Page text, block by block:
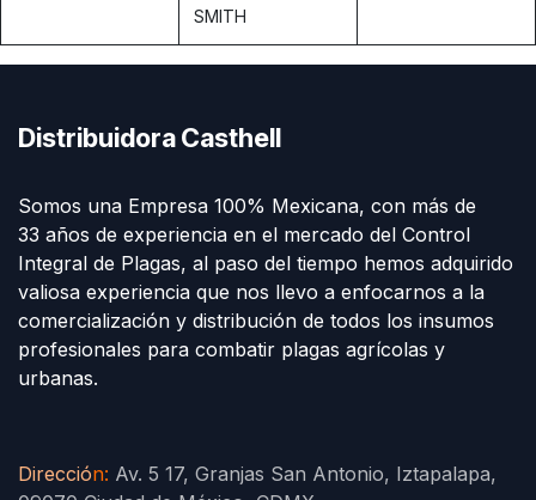
SMITH
Distribuidora Casthell
Somos una Empresa 100% Mexicana, con más de
33 años de experiencia en el mercado del Control
Integral de Plagas, al paso del tiempo hemos adquirido
valiosa experiencia que nos llevo a enfocarnos a la
comercialización y distribución de todos los insumos
profesionales para combatir plagas agrícolas y
urbanas.
Dirección: Av. 5 17, Granjas San Antonio, Iztapalapa,